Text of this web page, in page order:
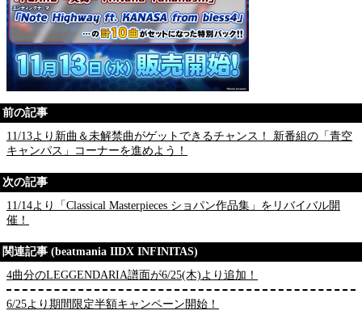
前の記事
11/13より新曲＆未解禁曲がゲットできるチャンス！ 新番組の「青空
キャンパス」コーナーを進めよう！
次の記事
11/14より「Classical Masterpieces ショパン作品集」をリバイバル開
催！
関連記事 (beatmania IIDX INFINITAS)
4曲分のLEGGENDARIA譜面が6/25(木)より追加！
6/25より期間限定半額キャンペーン開始！